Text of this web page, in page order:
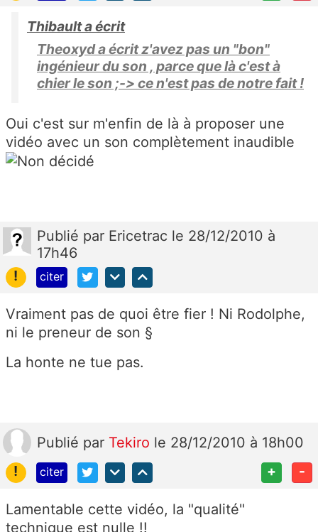
Thibault a écrit
Theoxyd a écrit z'avez pas un "bon"
ingénieur du son , parce que là c'est à
chier le son ;-> ce n'est pas de notre fait !
Oui c'est sur m'enfin de là à proposer une
vidéo avec un son complètement inaudible
Publié par Ericetrac le 28/12/2010 à
17h46
!
citer
Vraiment pas de quoi être fier ! Ni Rodolphe,
ni le preneur de son §
La honte ne tue pas.
Publié par Tekiro le 28/12/2010 à 18h00
!
citer + -
Lamentable cette vidéo, la "qualité"
technique est nulle !!